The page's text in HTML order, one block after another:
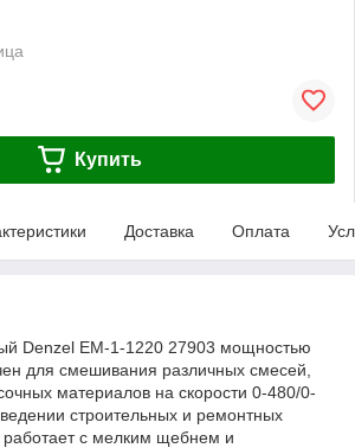
Купить
Доставка Оплата
Denzel EM-1-1220 27903 мощностью
для смешивания различных смесей,
материалов на скорости 0-480/0-
строительных и ремонтных
с мелким щебнем и